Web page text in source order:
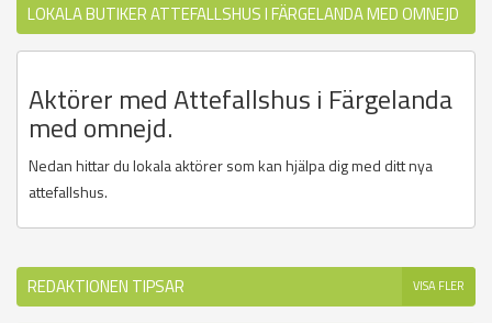
LOKALA BUTIKER ATTEFALLSHUS I FÄRGELANDA MED OMNEJD
Aktörer med Attefallshus i Färgelanda
med omnejd.
Nedan hittar du lokala aktörer som kan hjälpa dig med ditt nya
attefallshus.
REDAKTIONEN TIPSAR VISA FLER